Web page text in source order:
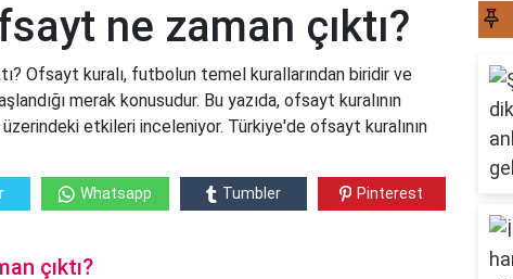
ne zaman çıktı?
Ofsayt kuralı, futbolun temel kurallarından biridir ve
merak konusudur. Bu yazıda, ofsayt kuralının
etkileri inceleniyor. Türkiye'de ofsayt kuralının
Whatsapp Tumbler Pinterest
çıktı?